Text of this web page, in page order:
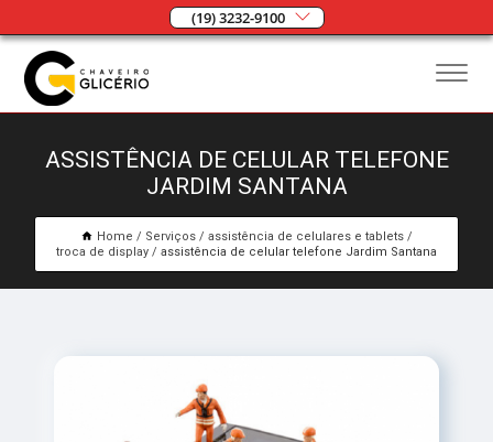
(19) 3232-9100
ASSISTÊNCIA DE CELULAR TELEFONE
JARDIM SANTANA
Home Serviços
assistência de celulares e tablets
troca de display
assistência de celular telefone Jardim Santana